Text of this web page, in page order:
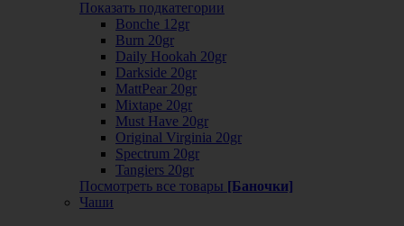
Показать подкатегории
Bonche 12gr
Burn 20gr
Daily Hookah 20gr
Darkside 20gr
MattPear 20gr
Mixtape 20gr
Must Have 20gr
Original Virginia 20gr
Spectrum 20gr
Tangiers 20gr
Посмотреть все товары [Баночки]
Чаши